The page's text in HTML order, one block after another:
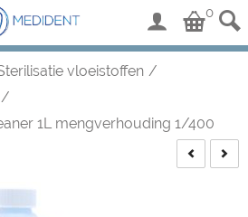
0
vloeistoffen /
/
1L mengverhouding 1/400